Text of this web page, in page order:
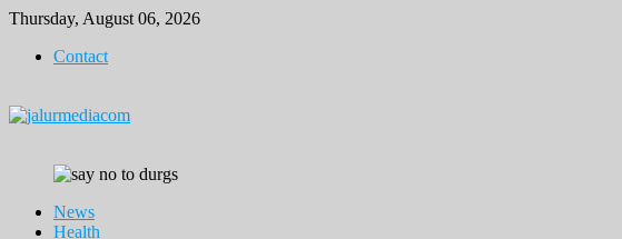
Skip
content
Thursday, August 06, 2026
Contact
News
Health